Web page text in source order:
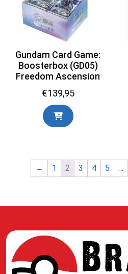
Gundam Card Game:
Boosterbox (GD05)
Freedom Ascension
€139,95
← 1 2 3 4 5 …